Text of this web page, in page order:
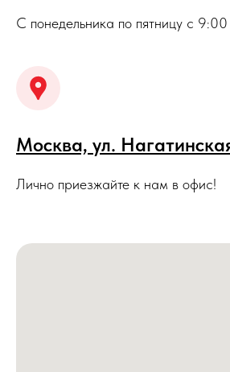
С понедельника по пятницу с
Москва, ул.
Лично приезжайте к нам в офис!